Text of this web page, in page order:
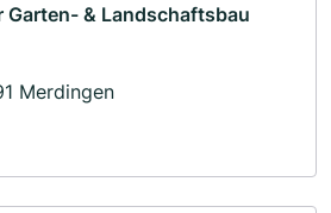
Garten- & Landschaftsbau
Merdingen